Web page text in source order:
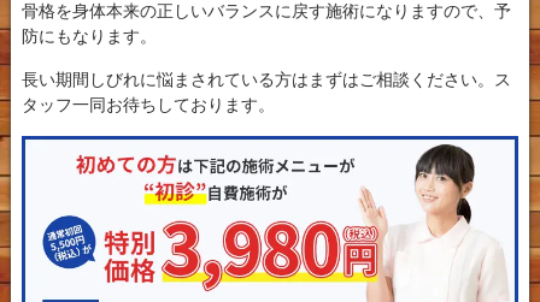
骨格を身体本来の正しいバランスに戻す施術になりますので、予
防にもなります。
長い期間しびれに悩まされている方はまずはご相談ください。ス
タッフ一同お待ちしております。